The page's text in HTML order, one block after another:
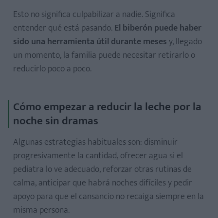
Esto no significa culpabilizar a nadie. Significa
entender qué está pasando. El biberón puede haber
sido una herramienta útil durante mesesy, llegado
un momento, la familia puede necesitar retirarlo o
reducirlo poco a poco.
Cómo empezar a reducir la leche por la
noche sin dramas
Algunas estrategias habituales son: disminuir
progresivamente la cantidad, ofrecer agua si el
pediatra lo ve adecuado, reforzar otras rutinas de
calma, anticipar que habrá noches difíciles y pedir
apoyo para que el cansancio no recaiga siempre en la
misma persona.